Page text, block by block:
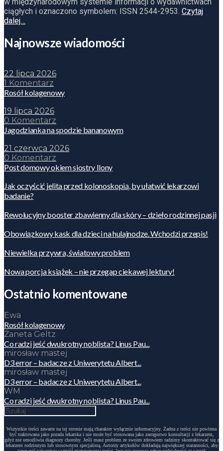
ciągłych i oznaczono symbolem: ISSN 2544-2953. Czytaj
dalej…
Najnowsze wiadomości
22 lipca 2026
1 Komentarz
Rosół kolagenowy
19 lipca 2026
0 Komentarz
Jagodzianka na spodzie bananowym
21 czerwca 2026
0 Komentarz
Post domowy okiem siostry Ilony
Jak oczyścić jelita przed kolonoskopią, by ułatwić lekarzowi
badanie?
Rewolucyjny booster zbawienny dla skóry – dzieło rodzinnej pasji
Obowiązkowy kask dla dzieci na hulajnodze. Wchodzi przepis!
Niewielka przywra, światowy problem
Nowa porcja książek – nie przegap ciekawej lektury!
Ostatnio komentowane
Ewa
Rosół kolagenowy
Żaneta Geltz
Co radzi jeść dwukrotny noblista? Linus Pau...
mirosław mastej
D3 error – badacze z Uniwerytetu Albert...
mirosław mastej
D3 error – badacze z Uniwerytetu Albert...
WM
Co radzi jeść dwukrotny noblista? Linus Pau...
Wszystkie treści zawarte na tej stronie mają charakter wyłącznie informacyjny. Żadna z treści nie powinna
być traktowana jako porada lekarska i nie może być stosowana jako zastępstwo konsultacji z lekarzem,
gdyż nie umożliwia diagnozy choroby. Jeśli masz problem ze swoim zdrowiem radzimy skontaktować się z
lekarzem rodzinnym lub stosownym specjalistą. Autorzy artykułów dokładają największej staranności, aby